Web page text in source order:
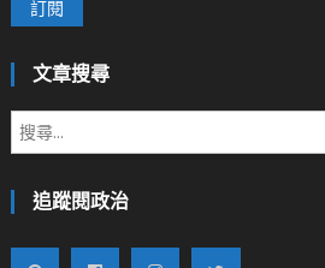
文章搜尋
追蹤閱政治